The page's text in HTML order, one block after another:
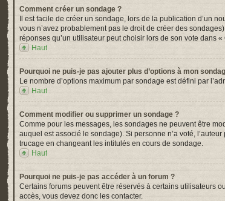
Comment créer un sondage ?
Il est facile de créer un sondage, lors de la publication d’un
vous n’avez probablement pas le droit de créer des
réponses qu’un utilisateur peut choisir lors de son vote dans
Haut
Pourquoi ne puis-je pas ajouter plus d’options à mon
Le nombre d’options maximum par sondage est défini par
Haut
Comment modifier ou supprimer un sondage ?
Comme pour les messages, les sondages ne peuvent être
auquel est associé le sondage). Si personne n’a voté,
trucage en changeant les intitulés en cours de sondage.
Haut
Pourquoi ne puis-je pas accéder à un forum ?
Certains forums peuvent être réservés à certains utilisateurs
accès, vous devez donc les contacter.